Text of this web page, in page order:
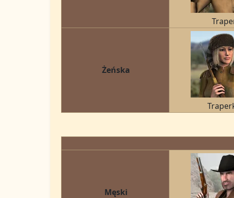
Żeńska
Męski